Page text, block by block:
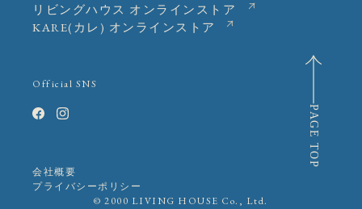
リビングハウス オンラインストア
KARE(カレ) オンラインストア
Official SNS
© 2000 LIVING HOUSE Co., Ltd.
会社概要
プライバシーポリシー
PAGE TOP